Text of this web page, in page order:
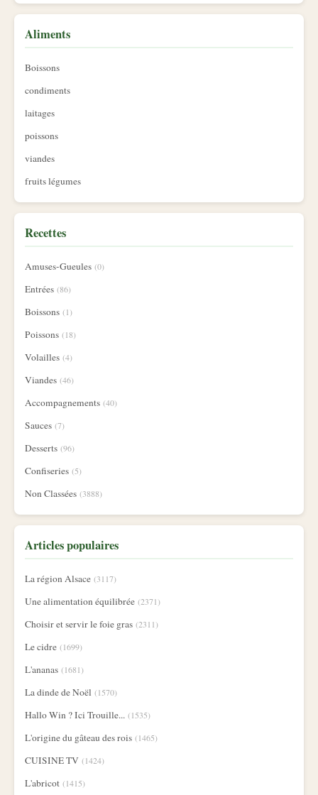
Aliments
Boissons
condiments
laitages
poissons
viandes
fruits légumes
Recettes
Amuses-Gueules (0)
Entrées (86)
Boissons (1)
Poissons (18)
Volailles (4)
Viandes (46)
Accompagnements (40)
Sauces (7)
Desserts (96)
Confiseries (5)
Non Classées (3888)
Articles populaires
La région Alsace (3117)
Une alimentation équilibrée (2371)
Choisir et servir le foie gras (2311)
Le cidre (1699)
L'ananas (1681)
La dinde de Noël (1570)
Hallo Win ? Ici Trouille... (1535)
L'origine du gâteau des rois (1465)
CUISINE TV (1424)
L'abricot (1415)